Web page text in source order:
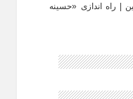
| راه‌ اندازی «حسینه